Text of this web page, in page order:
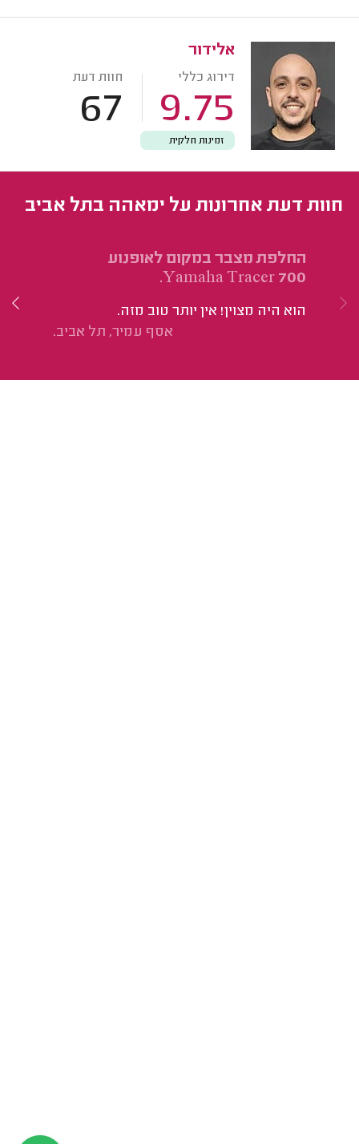
אלידור
דירוג כללי
9.75
חוות דעת
67
זמינות חלקית
חוות דעת אחרונות על ימאהה בתל אביב
החלפת מצבר במקום לאופנוע
Yamaha Tracer 700.
הוא היה מצוין! אין יותר טוב מזה.
אסף עמיר, תל אביב.